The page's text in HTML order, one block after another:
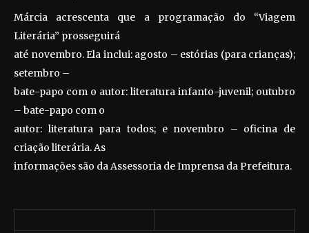
Márcia acrescenta que a programação do “Viagem
Literária” prosseguirá
até novembro. Ela inclui: agosto – estórias (para crianças);
setembro –
bate-papo com o autor: literatura infanto-juvenil; outubro
– bate-papo com o
autor: literatura para todos; e novembro – oficina de
criação literária. As
informações são da Assessoria de Imprensa da Prefeitura.